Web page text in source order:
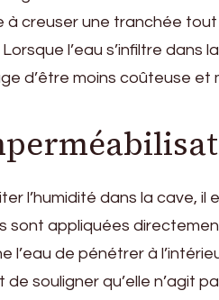
à creuser une tranchée
Lorsque l’eau s’infiltre
d’être moins coûteuse
l’humidité dans la cave,
sont appliquées
l’eau de pénétrer à
de souligner qu’elle n’agit